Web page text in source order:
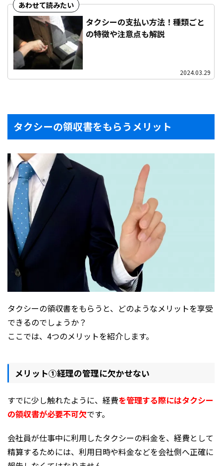
タクシーの支払い方法！種類ごと
の特徴や注意点も解説
2024.03.29
タクシーの領収書をもらうメリット
タクシーの領収書をもらうと、どのようなメリットを享受
できるのでしょうか？
ここでは、4つのメリットを紹介します。
メリット①経理の管理に欠かせない
すでに少し触れたように、経費を管理する際にはタクシー
の領収書が必要不可欠です。
会社員が仕事中に利用したタクシーの料金を、経費として
精算するためには、利用日時や料金などを会社側へ正確に